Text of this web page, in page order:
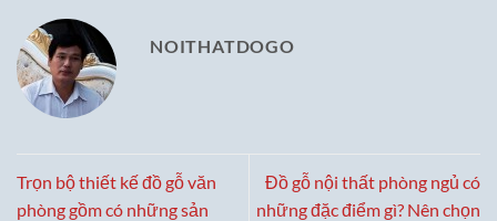
NOITHATDOGO
Trọn bộ thiết kế đồ gỗ văn
phòng gồm có những sản
Đồ gỗ nội thất phòng ngủ có
những đặc điểm gì? Nên chọn